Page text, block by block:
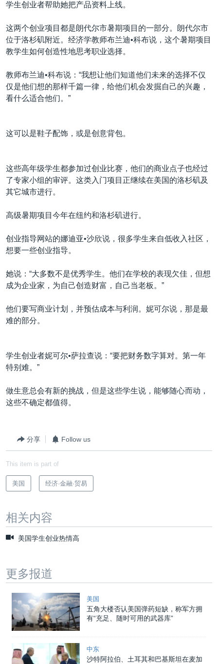
学生创业者帮助她把产品资料上线。
这两个创业项目都是朗代尔市暑期项目的一部分。朗代尔市
位于洛杉矶附近。经济学教师布兰迪•科布说，这个暑期项目
教学生如何创造性地思考职业选择。
教师布兰迪•科布说：“我想让他们知道他们未来的选择不仅
仅是他们想的那样千篇一律，给他们机会发掘自己的兴趣，
看什么适合他们。”
这可以是鞋子配饰，或是创意背包。
这些高年级学生都参加过创业比赛，他们的商业点子也经过
了专家小组的审评。这类入门项目正继续在美国的洛杉矶及
其它城市进行。
高级暑期项目今年在纽约和洛杉矶进行。
创业指导网站的娜迪亚•沙欣说，很多学生来自低收入社区，
想要一些创业指导。
她说：“大多数不是优秀学生。他们在学校的表现欠佳，但想
成为企业家，为自己创造财富，自己当老板。”
他们要写商业计划，并预估成本与利润。妮可尔说，那是最
难的部分。
学生创业者妮可尔•萨拉查说：“要把财务数字算对。第一年
特别难。”
做生意总会有新的挑战，但是这些学生说，能够随心而动，
这些不确定都值得。
分享 Follow us
This item is part of
美国 经济·金融·贸易
相关内容
美国学生创业热情高
更多报道
美国
五角大楼否认美国弹药短缺，称军方拥
有“充足、随时可用的武器库”
中东
沙特阿拉伯、土耳其和巴基斯坦在麦加